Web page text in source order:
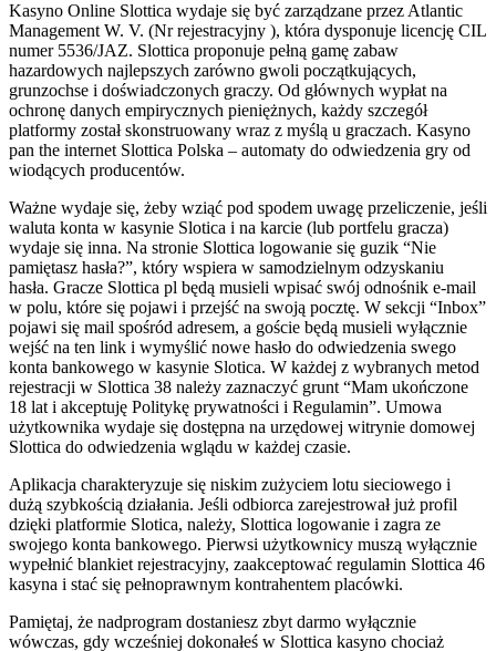
Kasyno Online Slottica wydaje się być zarządzane przez Atlantic
Management W. V. (Nr rejestracyjny ), która dysponuje licencję CIL
numer 5536/JAZ. Slottica proponuje pełną gamę zabaw
hazardowych najlepszych zarówno gwoli początkujących,
grunzochse i doświadczonych graczy. Od głównych wypłat na
ochronę danych empirycznych pieniężnych, każdy szczegół
platformy został skonstruowany wraz z myślą u graczach. Kasyno
pan the internet Slottica Polska – automaty do odwiedzenia gry od
wiodących producentów.
Ważne wydaje się, żeby wziąć pod spodem uwagę przeliczenie, jeśli
waluta konta w kasynie Slotica i na karcie (lub portfelu gracza)
wydaje się inna. Na stronie Slottica logowanie się guzik “Nie
pamiętasz hasła?”, który wspiera w samodzielnym odzyskaniu
hasła. Gracze Slottica pl będą musieli wpisać swój odnośnik e-mail
w polu, które się pojawi i przejść na swoją pocztę. W sekcji “Inbox”
pojawi się mail spośród adresem, a goście będą musieli wyłącznie
wejść na ten link i wymyślić nowe hasło do odwiedzenia swego
konta bankowego w kasynie Slotica. W każdej z wybranych metod
rejestracji w Slottica 38 należy zaznaczyć grunt “Mam ukończone
18 lat i akceptuję Politykę prywatności i Regulamin”. Umowa
użytkownika wydaje się dostępna na urzędowej witrynie domowej
Slottica do odwiedzenia wglądu w każdej czasie.
Aplikacja charakteryzuje się niskim zużyciem lotu sieciowego i
dużą szybkością działania. Jeśli odbiorca zarejestrował już profil
dzięki platformie Slotica, należy, Slottica logowanie i zagra ze
swojego konta bankowego. Pierwsi użytkownicy muszą wyłącznie
wypełnić blankiet rejestracyjny, zaakceptować regulamin Slottica 46
kasyna i stać się pełnoprawnym kontrahentem placówki.
Pamiętaj, że nadprogram dostaniesz zbyt darmo wyłącznie
wówczas, gdy wcześniej dokonałeś w Slottica kasyno chociaż